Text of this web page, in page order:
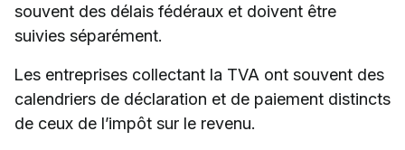
souvent des délais fédéraux et doivent être
suivies séparément.
Les entreprises collectant la TVA ont souvent des
calendriers de déclaration et de paiement distincts
de ceux de l’impôt sur le revenu.